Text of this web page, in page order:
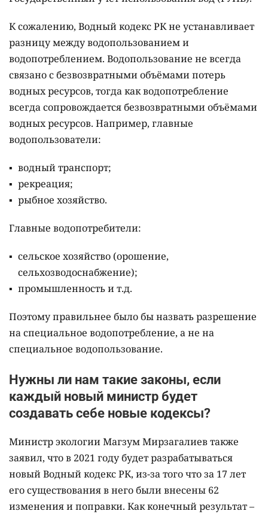
К сожалению, Водный кодекс РК не устанавливает
разницу между водопользованием и
водопотреблением. Водопользование не всегда
связано с безвозвратными объёмами потерь
водных ресурсов, тогда как водопотребление
всегда сопровождается безвозвратными объёмами
водных ресурсов. Например, главные
водопользователи:
водный транспорт;
рекреация;
рыбное хозяйство.
Главные водопотребители:
сельское хозяйство (орошение,
сельхозводоснабжение);
промышленность и т.д.
Поэтому правильнее было бы назвать разрешение
на специальное водопотребление, а не на
специальное водопользование.
Нужны ли нам такие законы, если
каждый новый министр будет
создавать себе новые кодексы?
Министр экологии Магзум Мирзагалиев также
заявил, что в 2021 году будет разрабатываться
новый Водный кодекс РК, из-за того что за 17 лет
его существования в него были внесены 62
изменения и поправки. Как конечный результат –